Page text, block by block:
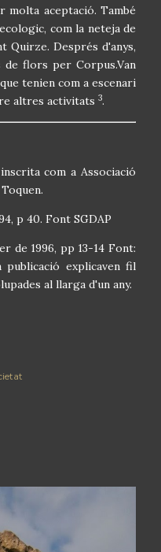
molta aceptació. També
com la neteja de
Quirze. Després d'anys,
flors per Corpus.Van
tenien com a escenari
altres activitats 3.
com a Associació
p 40. Font SGDAP
de 1996, pp 13-14 Font:
publicació explicaven fil
al llarga d'un any.